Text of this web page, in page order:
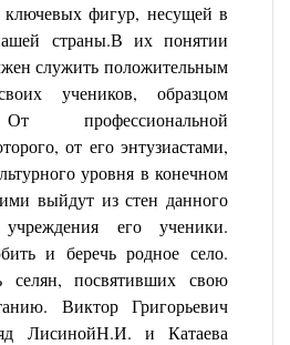
ключевых фигур, несущей в
страны.В их понятии
служить положительным
учеников, образцом
профессиональной
от его энтузиастами,
уровня в конечном
выйдут из стен данного
учреждения его ученики.
и беречь родное село.
посвятивших свою
Виктор Григорьевич
ЛисинойН.И. и Катаева